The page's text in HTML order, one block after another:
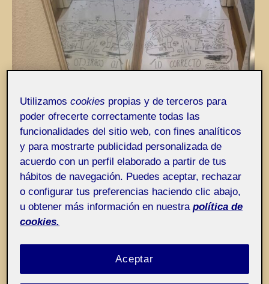
Utilizamoscookies propias y de terceros para
poder ofrecerte correctamente todas las
funcionalidades del sitio web, con fines analíticos
y para mostrarte publicidad personalizada de
acuerdo con un perfil elaborado a partir de tus
hábitos de navegación. Puedes aceptar, rechazar
o configurar tus preferencias haciendo clic abajo,
u obtener más información en nuestra política de
cookies.
Aceptar